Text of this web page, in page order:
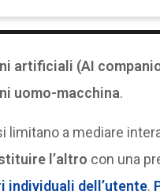
artificiali (AI
uomo-macchina.
a mediare
l’altro con una
individuali dell’utente.